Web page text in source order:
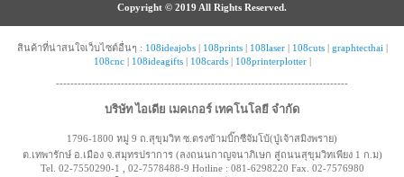
Copyright © 2019 All Rights Reserved.
สินค้าที่น่าสนใจเว็บไซต์อื่นๆ : 108ideajobs| 108prints| 108laser| 108cuts| graphtecthai |
108cnc| 108ideagifts| 108cards| 108printerplotter|
---------------------------------------------------------------------------------
บริษัท ไอเดีย เมคเกอร์ เทคโนโลยี จำกัด
1796-1800 หมู่ 9 ถ.สุขุมวิท ซ.ตรงข้ามบิ๊กซีจัมโบ้(ปู่เจ้าสมิงพราย)
ต.เทพารักษ์ อ.เมือง จ.สมุทรปราการ (ลงถนนกาญจนาภิเษก สู่ถนนสุขุมวิทเพียง 1 ก.ม)
Tel. 02-7550290-1 , 02-7578488-9 Hotline : 081-6298220 Fax. 02-7576980